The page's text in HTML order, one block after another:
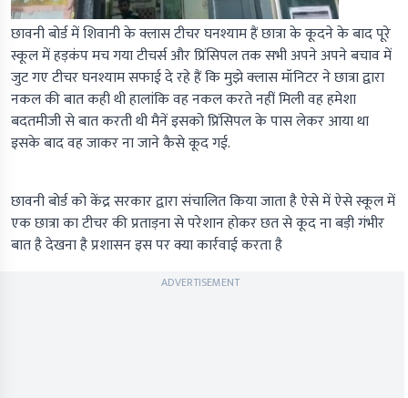
छावनी बोर्ड में शिवानी के क्लास टीचर घनश्याम हैं छात्रा के कूदने के बाद पूरे
स्कूल में हड़कंप मच गया टीचर्स और प्रिंसिपल तक सभी अपने अपने बचाव में
जुट गए टीचर घनश्याम सफाई दे रहे हैं कि मुझे क्लास मॉनिटर ने छात्रा द्वारा
नकल की बात कही थी हालांकि वह नकल करते नहीं मिली वह हमेशा
बदतमीजी से बात करती थी मैनें इसको प्रिंसिपल के पास लेकर आया था
इसके बाद वह जाकर ना जाने कैसे कूद गई.
छावनी बोर्ड को केंद्र सरकार द्वारा संचालित किया जाता है ऐसे में ऐसे स्कूल में
एक छात्रा का टीचर की प्रताड़ना से परेशान होकर छत से कूद ना बड़ी गंभीर
बात है देखना है प्रशासन इस पर क्या कार्रवाई करता है
ADVERTISEMENT